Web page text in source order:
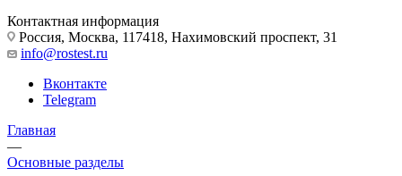
Контактная информация
Россия, Москва, 117418, Нахимовский проспект, 31
info@rostest.ru
Вконтакте
Telegram
Главная
—
Основные разделы